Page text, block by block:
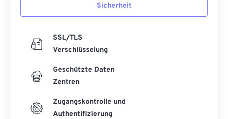
Sicherheit
SSL/TLS
Verschlüsselung
Geschützte Daten
Zentren
Zugangskontrolle und
Authentifizierung